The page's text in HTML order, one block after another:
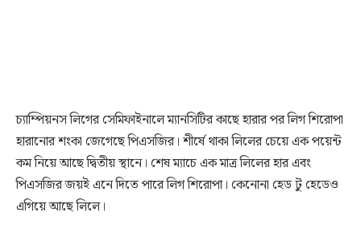
চ্যাম্পিয়নস লিগের সেমিফাইনালে ম্যানসিটির কাছে হারার পর লিগ শিরোপা
হারানোর শংকা জেগেছে পিএসজির। শীর্ষে থাকা লিলের চেয়ে এক পয়েন্ট
কম নিয়ে আছে দ্বিতীয় স্থানে। শেষ ম্যাচে এক মাত্র লিলের হার এবং
পিএসজির জয়ই এনে দিতে পারে লিগ শিরোপা। কেনোনা হেড টু হেডেও
এগিয়ে আছে লিলে।